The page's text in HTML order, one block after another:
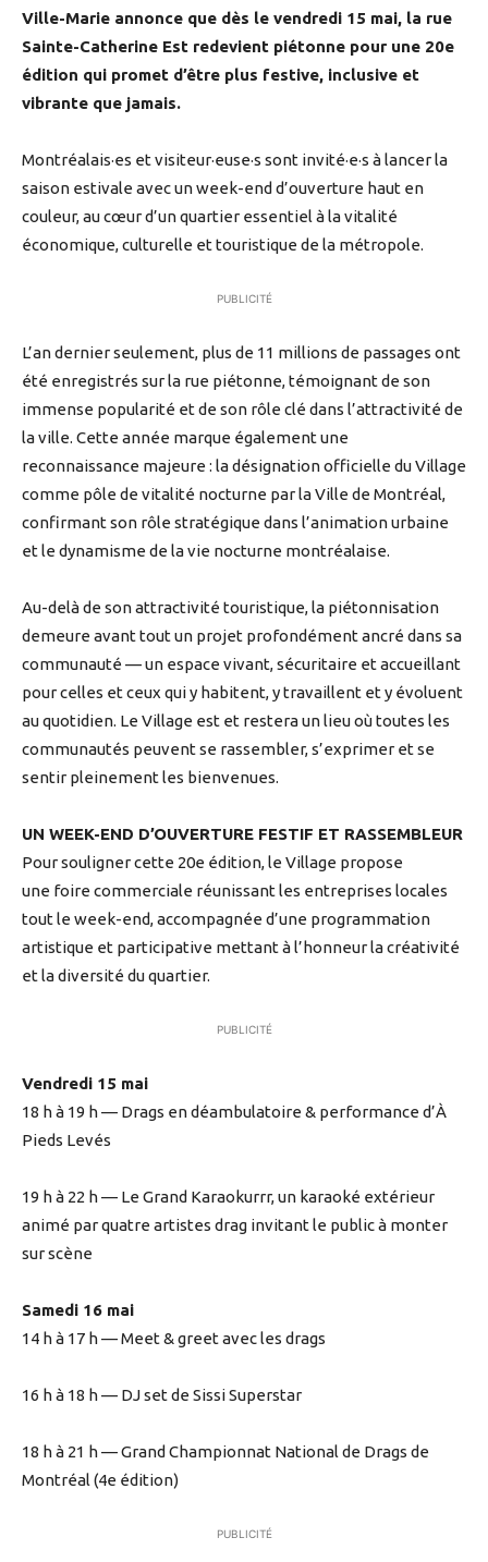
Ville-Marie annonce que dès le vendredi 15 mai, la rue
Sainte-Catherine Est redevient piétonne pour une 20e
édition qui promet d’être plus festive, inclusive et
vibrante que jamais.
Montréalais·es et visiteur·euse·s sont invité·e·s à lancer la
saison estivale avec un week-end d’ouverture haut en
couleur, au cœur d’un quartier essentiel à la vitalité
économique, culturelle et touristique de la métropole.
PUBLICITÉ
L’an dernier seulement, plus de 11 millions de passages ont
été enregistrés sur la rue piétonne, témoignant de son
immense popularité et de son rôle clé dans l’attractivité de
la ville. Cette année marque également une
reconnaissance majeure : la désignation officielle du Village
comme pôle de vitalité nocturne par la Ville de Montréal,
confirmant son rôle stratégique dans l’animation urbaine
et le dynamisme de la vie nocturne montréalaise.
Au-delà de son attractivité touristique, la piétonnisation
demeure avant tout un projet profondément ancré dans sa
communauté — un espace vivant, sécuritaire et accueillant
pour celles et ceux qui y habitent, y travaillent et y évoluent
au quotidien. Le Village est et restera un lieu où toutes les
communautés peuvent se rassembler, s’exprimer et se
sentir pleinement les bienvenues.
UN WEEK-END D’OUVERTURE FESTIF ET RASSEMBLEUR
Pour souligner cette 20e édition, le Village propose
une foire commerciale réunissant les entreprises locales
tout le week-end, accompagnée d’une programmation
artistique et participative mettant à l’honneur la créativité
et la diversité du quartier.
PUBLICITÉ
Vendredi 15 mai
18 h à 19 h — Drags en déambulatoire & performance d’À
Pieds Levés
19 h à 22 h — Le Grand Karaokurrr, un karaoké extérieur
animé par quatre artistes drag invitant le public à monter
sur scène
Samedi 16 mai
14 h à 17 h — Meet & greet avec les drags
16 h à 18 h — DJ set de Sissi Superstar
18 h à 21 h — Grand Championnat National de Drags de
Montréal (4e édition)
PUBLICITÉ